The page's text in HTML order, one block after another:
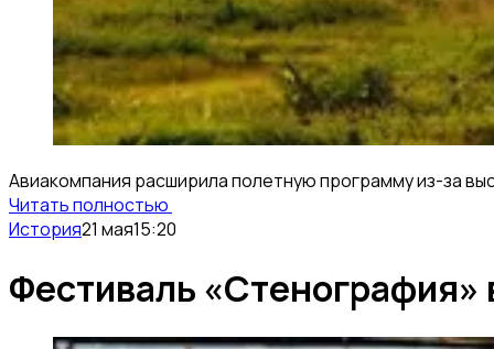
Авиакомпания расширила полетную программу из-за
Читать полностью
История21 мая15:20
Фестиваль